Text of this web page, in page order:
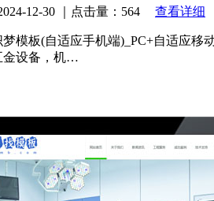
12-30 ｜点击量：564 查看详细
模板(自适应手机端)_PC+自适应移
金设备，机…